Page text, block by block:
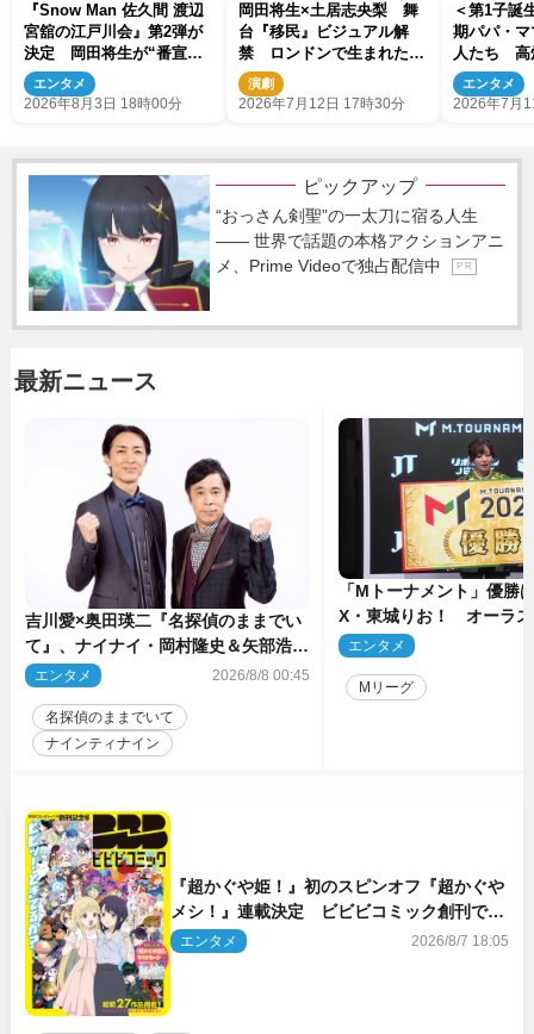
『Snow Man 佐久間 渡辺
宮舘の江戸川会』第2弾が
決定 岡田将生が“番宣な
し”で再登場
エンタメ
2026年8月3日 18時00分
岡田将生×土居志央梨 舞
台『移民』ビジュアル解
禁 ロンドンで生まれた物
語が東京へ
演劇
2026年7月12日 17時30分
＜第1子誕
期パパ・
人たち 高
剛、藤田
数
エンタメ
2026年7月
ピックアップ
“おっさん剣聖”の一太刀に宿る人生
―― 世界で話題の本格アクションアニ
メ、Prime Videoで独占配信中
P R
最新ニュース
吉川愛×奥田瑛二『名探偵のままでい
て』、ナイナイ・岡村隆史＆矢部浩之
のゲスト出演が決定！
エンタメ 2026/8/8 00:45
名探偵のままでいて
ナインティナイン
「Mトーナメント」優勝
X・東城りお！ オーラス
後は自ら和了って幕引き
エンタメ
Mリーグ
『超かぐや姫！』初のスピンオフ『超かぐや
メシ！』連載決定 ビビビコミック創刊で31
作品一挙公開
エンタメ 2026/8/7 18:05